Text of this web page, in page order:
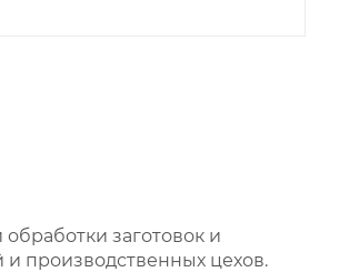
заготовок и
и производственных цехов.